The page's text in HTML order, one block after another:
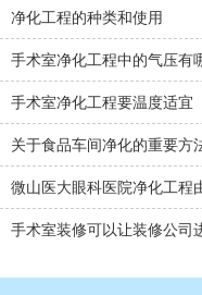
净化工程的种类和使用
手术室净化工程中的气压有
手术室净化工程要温度适宜
关于食品车间净化的重要方
微山医大眼科医院净化工程
手术室装修可以让装修公司